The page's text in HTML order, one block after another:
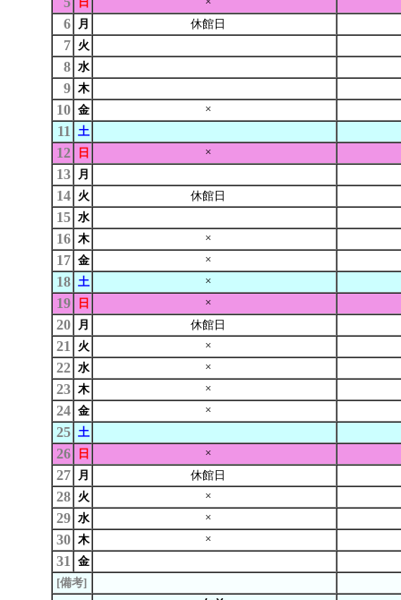
6 月 休館日
7 火
8 水
9 木
10 金 ×
11 土
12 日 ×
13 月
14 火 休館日
15 水
16 木 ×
17 金 ×
18 土 ×
19 日 ×
20 月 休館日
21 火 ×
22 水 ×
23 木 ×
24 金 ×
25 土
26 日 ×
27 月 休館日
28 火 ×
29 水 ×
30 木 ×
31
金
[備考]